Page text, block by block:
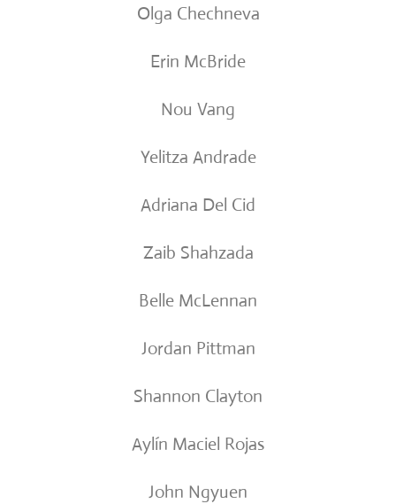
Olga Chechneva
Erin McBride
Nou Vang
Yelitza Andrade
Adriana Del Cid
Zaib Shahzada
Belle McLennan
Jordan Pittman
Shannon Clayton
Aylín Maciel Rojas
John Ngyuen